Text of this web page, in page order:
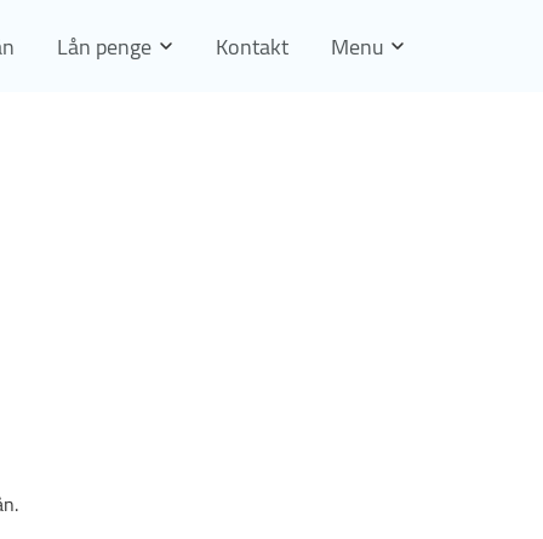
Lån penge Kontakt Menu